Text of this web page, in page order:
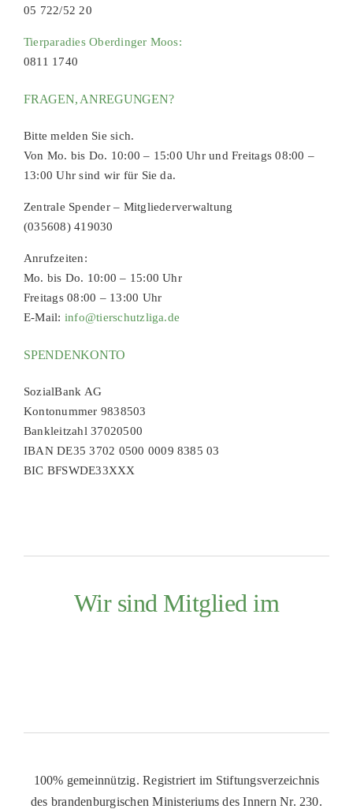
05 722/52 20
Tierparadies Oberdinger Moos:
0811 1740
FRAGEN, ANREGUNGEN?
Bitte melden Sie sich.
Von Mo. bis Do. 10:00 – 15:00 Uhr und Freitags 08:00 –
13:00 Uhr sind wir für Sie da.
Zentrale Spender – Mitgliederverwaltung
(035608) 419030
Anrufzeiten:
Mo. bis Do. 10:00 – 15:00 Uhr
Freitags 08:00 – 13:00 Uhr
E-Mail: info@tierschutzliga.de
SPENDENKONTO
SozialBank AG
Kontonummer 9838503
Bankleitzahl 37020500
IBAN DE35 3702 0500 0009 8385 03
BIC BFSWDE33XXX
Wir sind Mitglied im
100% gemeinnützig. Registriert im Stiftungsverzeichnis
des brandenburgischen Ministeriums des Innern Nr. 230.